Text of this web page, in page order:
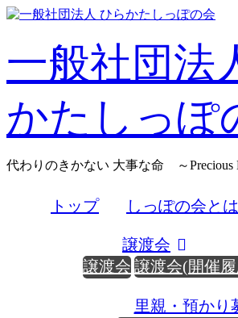
Skip
一般社団法
かたしっぽ
代わりのきかない 大事な命 ～Precious
トップ しっぽの会とは
譲渡会
譲渡会 譲渡会(開催
里親・預かり